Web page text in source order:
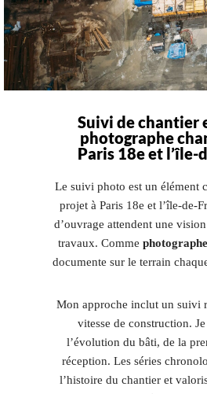
Suivi de chantier
photographe
Paris 18e et l’île-
Le suivi photo est un élément
projet à Paris 18e et l’île-de-
d’ouvrage attendent une
travaux. Comme
documente sur le terrain
Mon approche inclut un suivi
vitesse de construction.
l’évolution du bâti, de la
réception. Les séries
l’histoire du chantier et